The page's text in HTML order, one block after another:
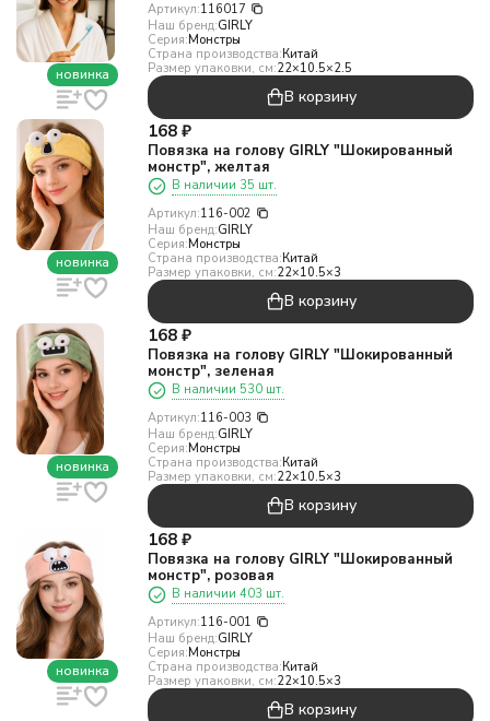
новинка
Артикул:116017
Наш бренд:GIRLY
Серия:Монстры
Страна производства:Китай
Размер упаковки, см:22×10.5×2.5
В корзину
новинка
168 ₽
Повязка на голову GIRLY "Шокированный
монстр", желтая
В наличии 35 шт.
Артикул:116-002
Наш бренд:GIRLY
Серия:Монстры
Страна производства:Китай
Размер упаковки, см:22×10.5×3
В корзину
новинка
168 ₽
Повязка на голову GIRLY "Шокированный
монстр", зеленая
В наличии 530 шт.
Артикул:116-003
Наш бренд:GIRLY
Серия:Монстры
Страна производства:Китай
Размер упаковки, см:22×10.5×3
В корзину
новинка
168 ₽
Повязка на голову GIRLY "Шокированный
монстр", розовая
В наличии 403 шт.
Артикул:116-001
Наш бренд:GIRLY
Серия:Монстры
Страна производства:Китай
Размер упаковки, см:22×10.5×3
В корзину